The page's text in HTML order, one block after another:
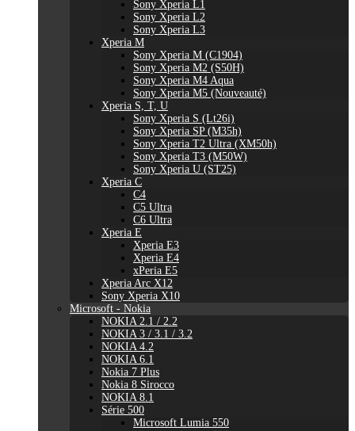
Sony Xperia L1
Sony Xperia L2
Sony Xperia L3
Xperia M
Sony Xperia M (C1904)
Sony Xperia M2 (S50H)
Sony Xperia M4 Aqua
Sony Xperia M5 (Nouveauté)
Xperia S, T, U
Sony Xperia S (Lt26i)
Sony Xperia SP (M35h)
Sony Xperia T2 Ultra (XM50h)
Sony Xperia T3 (M50W)
Sony Xperia U (ST25)
Xperia C
C4
C5 Ultra
C6 Ultra
Xperia E
Xperia E3
Xperia E4
xPeria E5
Xperia Arc X12
Sony Xperia X10
Microsoft - Nokia
NOKIA 2.1 / 2.2
NOKIA 3 / 3.1 / 3.2
NOKIA 4.2
NOKIA 6.1
Nokia 7 Plus
Nokia 8 Sirocco
NOKIA 8.1
Série 500
Microsoft Lumia 550